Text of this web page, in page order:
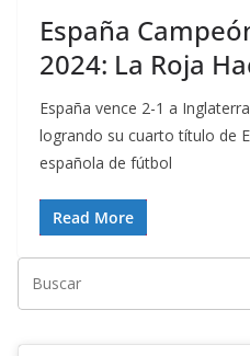
España
2024: La Roja
España vence 2-1 a
logrando su cuarto título de
española de fútbol
Read More